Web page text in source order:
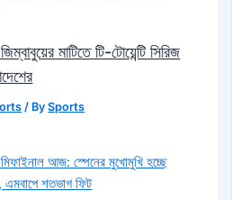
মাটিতে টি-টোয়েন্টি সিরিজ
/ BySports